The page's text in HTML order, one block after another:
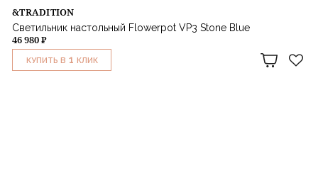
&TRADITION
Светильник настольный Flowerpot VP3 Stone Blue
46 980 ₽
КУПИТЬ В 1 КЛИК